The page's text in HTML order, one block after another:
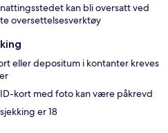
kan bli oversatt ved
oversettelsesverktøy
eller depositum i kontanter kreves
kort med foto kan være påkrevd
er 18